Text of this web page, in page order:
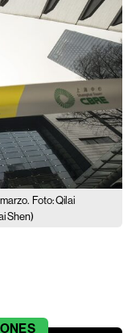
Foto: Qilai
Shen)